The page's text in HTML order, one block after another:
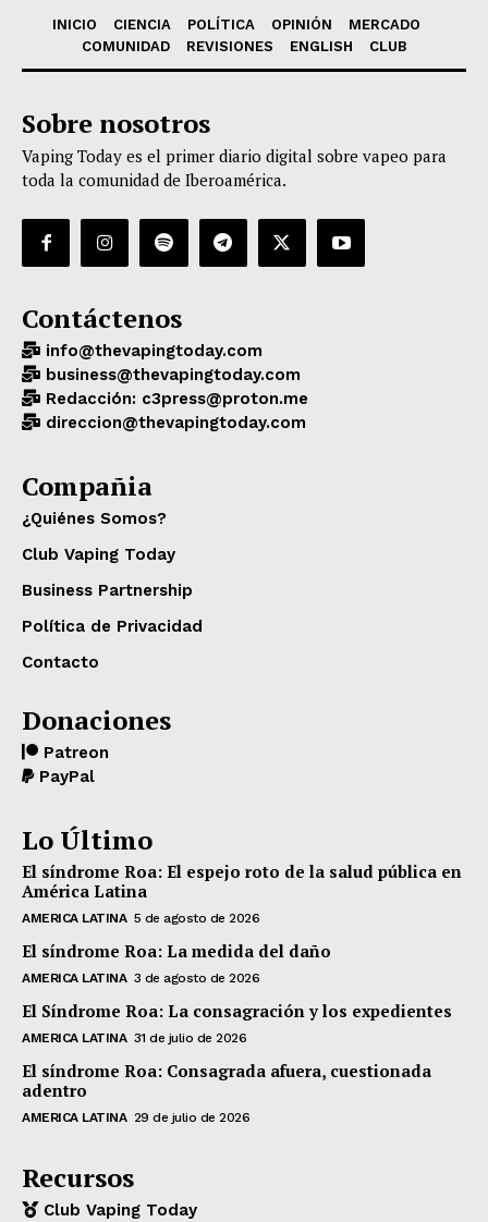
INICIO CIENCIA POLÍTICA OPINIÓN
MERCADO
COMUNIDAD
REVISIONES ENGLISH CLUB
Sobre nosotros
Vaping Today es el primer diario digital sobre vapeo para
toda la comunidad de Iberoamérica.
Contáctenos
info@thevapingtoday.com
business@thevapingtoday.com
Redacción: c3press@proton.me
direccion@thevapingtoday.com
Compañia
¿Quiénes Somos?
Club Vaping Today
Business Partnership
Política de Privacidad
Contacto
Donaciones
Patreon
PayPal
Lo Último
El síndrome Roa: El espejo roto de la salud pública en
América Latina
AMERICA LATINA 5 de agosto de 2026
El síndrome Roa: La medida del daño
AMERICA LATINA 3 de agosto de 2026
El Síndrome Roa: La consagración y los expedientes
AMERICA LATINA 31 de julio de 2026
El síndrome Roa: Consagrada afuera, cuestionada
adentro
AMERICA LATINA 29 de julio de 2026
Recursos
Club Vaping Today